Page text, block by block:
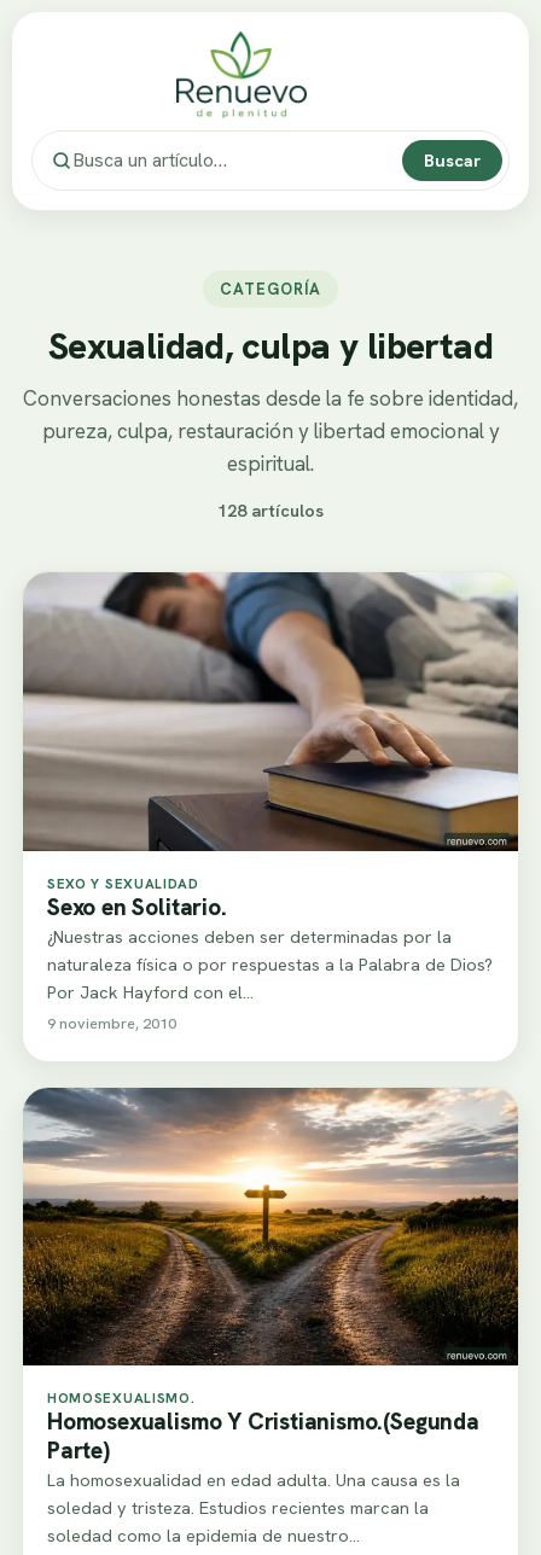
Buscar
CATEGORÍA
Sexualidad, culpa y libertad
Conversaciones honestas desde la fe sobre identidad,
pureza, culpa, restauración y libertad emocional y
espiritual.
128 artículos
SEXO Y SEXUALIDAD
Sexo en Solitario.
¿Nuestras acciones deben ser determinadas por la
naturaleza física o por respuestas a la Palabra de Dios?
Por Jack Hayford con el…
9 noviembre, 2010
HOMOSEXUALISMO.
Homosexualismo Y Cristianismo.(Segunda
Parte)
La homosexualidad en edad adulta. Una causa es la
soledad y tristeza. Estudios recientes marcan la
soledad como la epidemia de nuestro…